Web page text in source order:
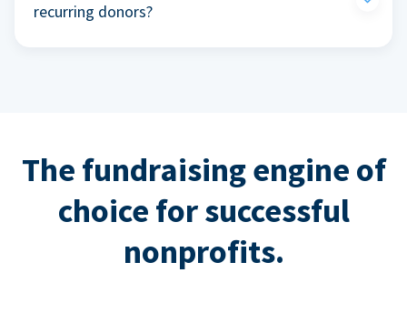
recurring donors?
The fundraising engine of
choice for successful
nonprofits.